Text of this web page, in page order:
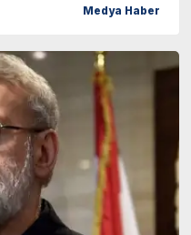
Medya Haber